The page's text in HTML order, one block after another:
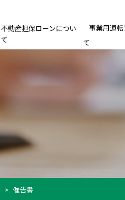
不動産担保ローンについ
て
事業用運
て
> 催告書